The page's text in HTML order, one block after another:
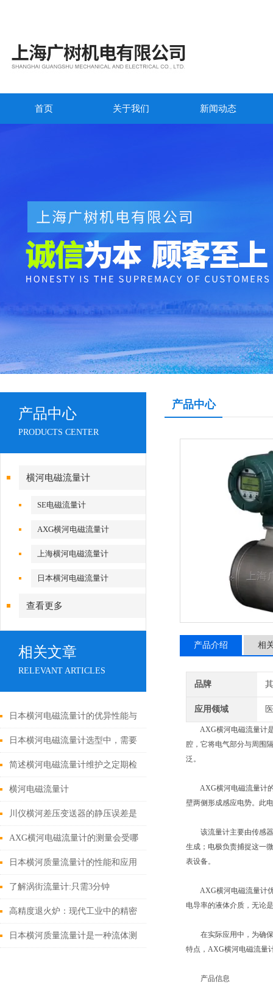
首页 关于我们 新闻动态
产品中心
PRODUCTS CENTER
横河电磁流量计
SE电磁流量计
AXG横河电磁流量计
上海横河电磁流量计
日本横河电磁流量计
查看更多
相关文章
RELEVANT ARTICLES
日本横河电磁流量计的优异性能与
广泛应用
日本横河电磁流量计选型中，需要
注意哪些要素呢？
简述横河电磁流量计维护之定期检
查传感器电性能
横河电磁流量计
川仪横河差压变送器的静压误差是
怎么产生的？
AXG横河电磁流量计的测量会受哪
些因素的影响
日本横河质量流量计的性能和应用
前景
了解涡街流量计:只需3分钟
高精度退火炉：现代工业中的精密
热处理设备
日本横河质量流量计是一种流体测
产品中心
产品介绍 相
品牌
应用领域
AXG横河电磁流量计是
腔，它将电气部分与周围
泛。
AXG横河电磁流量计的
壁两侧形成感应电势。此
该流量计主要由传感器
生成；电极负责捕捉这一
表设备。
AXG横河电磁流量计优
电导率的液体介质，无论
在实际应用中，为确保
特点，AXG横河电磁流量
产品信息